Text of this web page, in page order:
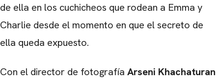
de ella en los cuchicheos que rodean a Emma y
Charlie desde el momento en que el secreto de
ella queda expuesto.
Con el director de fotografía Arseni Khachaturan